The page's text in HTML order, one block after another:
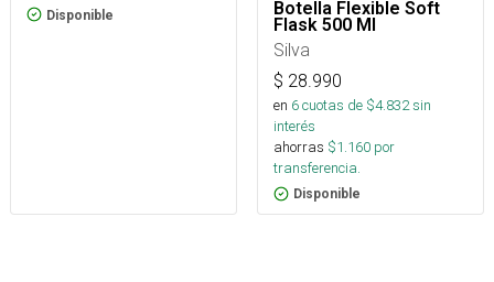
Disponible Botella Flexible Soft
Flask 500 Ml
Silva
$ 28.990
en 6cuotas de $4.832sin
interés
ahorras $1.160 por
transferencia.
Disponible